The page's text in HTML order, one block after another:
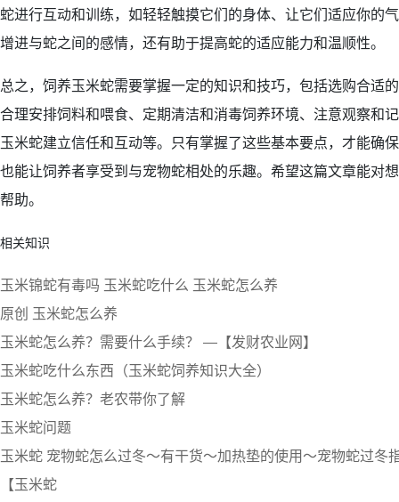
蛇进行互动和训练，如轻轻触摸它们的身体、让它们适应你的
增进与蛇之间的感情，还有助于提高蛇的适应能力和温顺性。
总之，饲养玉米蛇需要掌握一定的知识和技巧，包括选购合适
合理安排饲料和喂食、定期清洁和消毒饲养环境、注意观察和
玉米蛇建立信任和互动等。只有掌握了这些基本要点，才能确
也能让饲养者享受到与宠物蛇相处的乐趣。希望这篇文章能对
帮助。
相关知识
玉米锦蛇有毒吗 玉米蛇吃什么 玉米蛇怎么养
原创 玉米蛇怎么养
玉米蛇怎么养？需要什么手续？ —【发财农业网】
玉米蛇吃什么东西（玉米蛇饲养知识大全）
玉米蛇怎么养？老农带你了解
玉米蛇问题
玉米蛇 宠物蛇怎么过冬～有干货～加热垫的使用～宠物蛇过冬
【玉米蛇